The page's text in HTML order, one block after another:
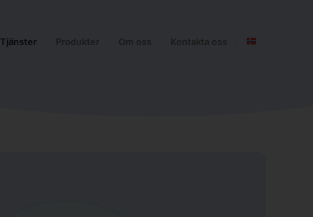
Tjänster Produkter Om oss Kontakta oss